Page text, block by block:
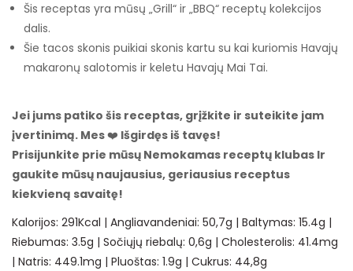
Šis receptas yra mūsų „Grill“ ir „BBQ“ receptų kolekcijos
dalis.
Šie tacos skonis puikiai skonis kartu su kai kuriomis Havajų
makaronų salotomis ir keletu Havajų Mai Tai.
Jei jums patiko šis receptas, grįžkite ir suteikite jam
įvertinimą. Mes❤️ Išgirdęs iš tavęs!
Prisijunkite prie mūsų Nemokamas receptų klubas Ir
gaukite mūsų naujausius, geriausius receptus
kiekvieną savaitę!
Kalorijos: 291Kcal | Angliavandeniai: 50,7g | Baltymas: 15.4g |
Riebumas: 3.5g | Sočiųjų riebalų: 0,6g | Cholesterolis: 41.4mg
| Natris: 449.1mg | Pluoštas: 1.9g | Cukrus: 44,8g